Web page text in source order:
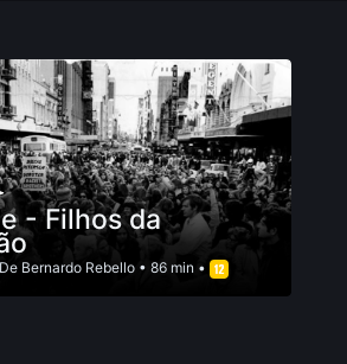
- Filhos da
Bernardo Rebello • 86 min •